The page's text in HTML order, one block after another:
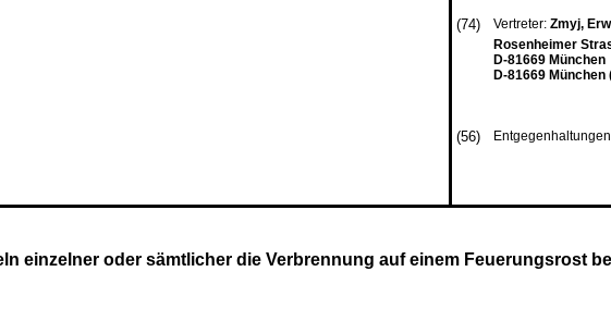
(74) Vertreter: Zmyj,
Rosenheimer
D-81669 München
D-81669 München
(56)
einzelner oder sämtlicher die Verbrennung auf einem Feuerungsrost